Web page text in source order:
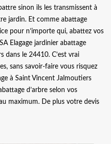
sinon ils les transmissent à
jardin. Et comme abattage
pour n’importe qui, abattez vos
Elagage jardinier abattage
dans le 24410. C’est vrai
sans savoir-faire vous risquez
à Saint Vincent Jalmoutiers
d’arbre selon vos
maximum. De plus votre devis